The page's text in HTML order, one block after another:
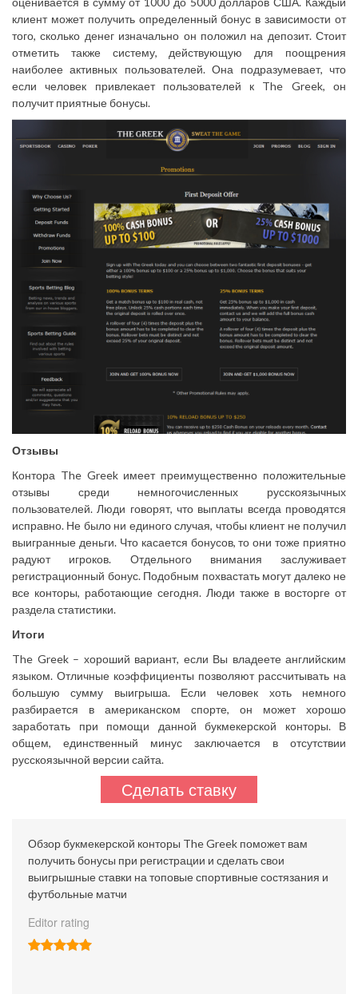
клиент может получить определенный бонус в зависимости от
того, сколько денег изначально он положил на депозит. Стоит
отметить также систему, действующую для поощрения
наиболее активных пользователей. Она подразумевает, что
если человек привлекает пользователей к The Greek, он
получит приятные бонусы.
Отзывы
Контора The Greek имеет преимущественно положительные
отзывы среди немногочисленных русскоязычных
пользователей. Люди говорят, что выплаты всегда проводятся
исправно. Не было ни единого случая, чтобы клиент не получил
выигранные деньги. Что касается бонусов, то они тоже приятно
радуют игроков. Отдельного внимания заслуживает
регистрационный бонус. Подобным похвастать могут далеко не
все конторы, работающие сегодня. Люди также в восторге от
раздела статистики.
Итоги
The Greek – хороший вариант, если Вы владеете английским
языком. Отличные коэффициенты позволяют рассчитывать на
большую сумму выигрыша. Если человек хоть немного
разбирается в американском спорте, он может хорошо
заработать при помощи данной букмекерской конторы. В
общем, единственный минус заключается в отсутствии
русскоязычной версии сайта.
Сделать ставку
Обзор букмекерской конторы The Greek поможет вам
получить бонусы при регистрации и сделать свои
выигрышные ставки на топовые спортивные состязания и
футбольные матчи
Editor rating